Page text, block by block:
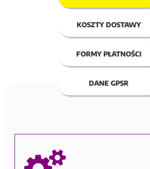
KOSZTY DOSTAWY
FORMY PŁATNOŚCI
DANE GPSR